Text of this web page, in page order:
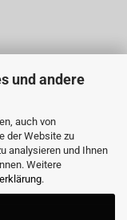
und andere
auch von
der Website zu
analysieren und Ihnen
Weitere
.